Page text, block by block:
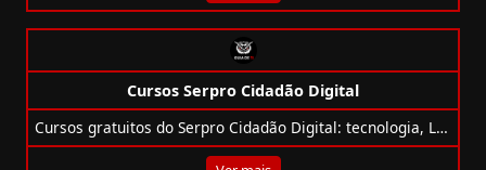
Cursos Serpro Cidadão Digital
Cursos gratuitos do Serpro Cidadão Digital: tecnologia, LGPD, inclusão, ESG e habilidades digitais para impulsionar sua carreira.